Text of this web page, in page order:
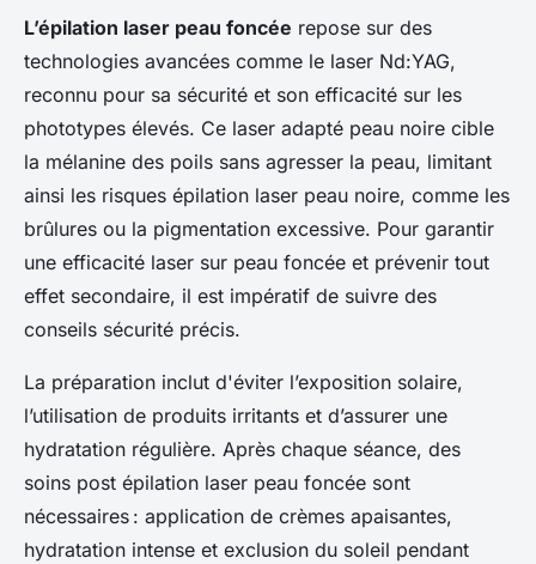
L’épilation laser peau foncée repose sur des
technologies avancées comme le laser Nd:YAG,
reconnu pour sa sécurité et son efficacité sur les
phototypes élevés. Ce laser adapté peau noire cible
la mélanine des poils sans agresser la peau, limitant
ainsi les risques épilation laser peau noire, comme les
brûlures ou la pigmentation excessive. Pour garantir
une efficacité laser sur peau foncée et prévenir tout
effet secondaire, il est impératif de suivre des
conseils sécurité précis.
La préparation inclut d'éviter l’exposition solaire,
l’utilisation de produits irritants et d’assurer une
hydratation régulière. Après chaque séance, des
soins post épilation laser peau foncée sont
nécessaires : application de crèmes apaisantes,
hydratation intense et exclusion du soleil pendant